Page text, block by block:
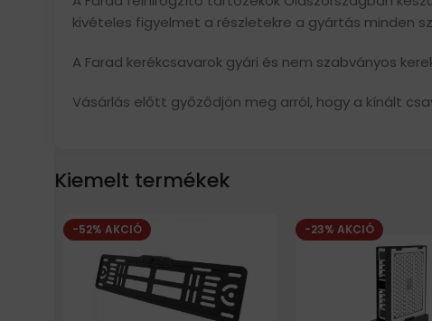
kivételes figyelmet a részletekre a gyártás minden
A Farad kerékcsavarok gyári és nem szabványos
Vásárlás előtt győződjön meg arról, hogy a kínált
Kiemelt termékek
-52% AKCIÓ -23% AKCIÓ